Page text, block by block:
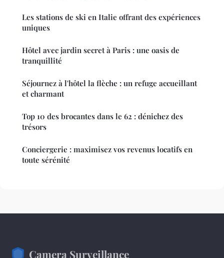
Les stations de ski en Italie offrant des expériences
uniques
Hôtel avec jardin secret à Paris : une oasis de
tranquillité
Séjournez à l'hôtel la flèche : un refuge accueillant
et charmant
Top 10 des brocantes dans le 62 : dénichez des
trésors
Conciergerie : maximisez vos revenus locatifs en
toute sérénité
Camera Surveillance